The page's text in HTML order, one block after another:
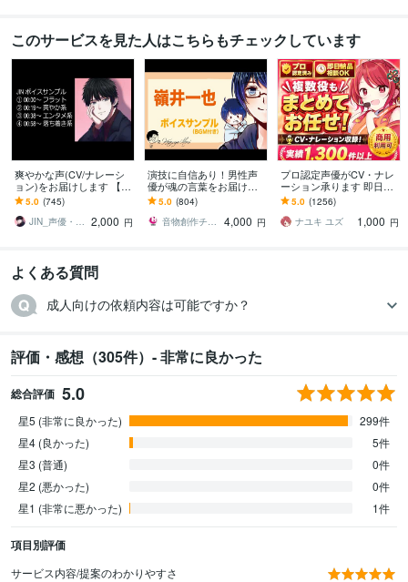
このサービスを見た人はこちらもチェックしています
爽やかな声(CV/ナレーシ
ョン)をお届けします 【Yo
uTube100万再生】アニメ
声優~ナレーションまで
5.0 (745)
JIN_声優・ナレーター 2,000 円
演技に自信あり！男性声
優が魂の言葉をお届けし
ます 演じ分け可能！ナレ
ーションもハイクオリテ
ィでお応えします！
5.0 (804)
音物創作チーム「UMEX」
4,000 円
プロ認定声優がCV・ナレ
ーション承ります 即日対
応・商用可・演じ分け対
応
5.0 (1256)
ナユキ ユズ
1,000 円
よくある質問
成人向けの依頼内容は可能ですか？
評価・感想（305件）- 非常に良かった
総合評価 5.0
星5 (非常に良かった)
299件
星4 (良かった)
5件
星3 (普通)
0件
星2 (悪かった)
0件
星1 (非常に悪かった)
1件
項目別評価
サービス内容/提案のわかりやすさ